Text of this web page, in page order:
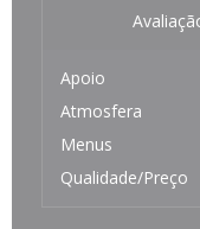
Apoio
Atmosfera
Menus
Qualidade/Preço